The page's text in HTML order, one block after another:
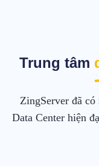
Trung tâm
ZingServer đã
Data Center hiện